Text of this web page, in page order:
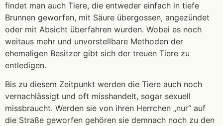
findet man auch Tiere, die entweder einfach in tiefe
Brunnen geworfen, mit Säure übergossen, angezündet
oder mit Absicht überfahren wurden. Wobei es noch
weitaus mehr und unvorstellbare Methoden der
ehemaligen Besitzer gibt sich der treuen Tiere zu
entledigen.
Bis zu diesem Zeitpunkt werden die Tiere auch noch
vernachlässigt und oft misshandelt, sogar sexuell
missbraucht. Werden sie von ihren Herrchen „nur“ auf
die Straße geworfen gehören sie demnach noch zu den